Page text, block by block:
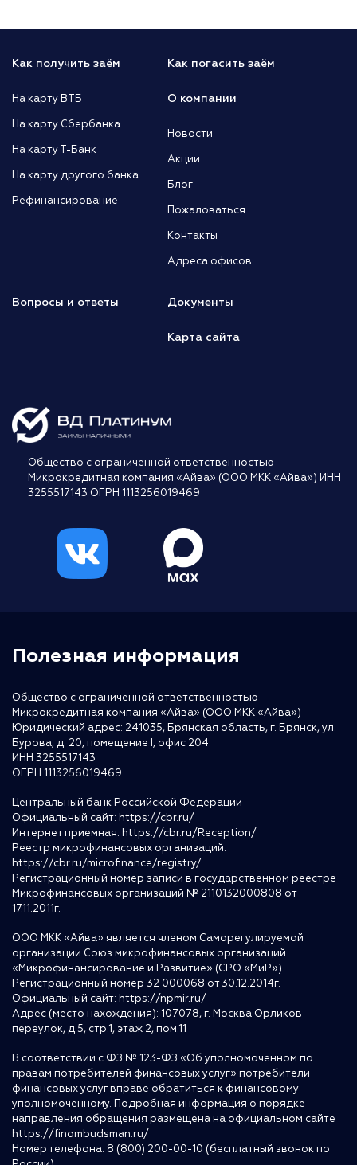
Как получить заём
На карту ВТБ
На карту Сбербанка
На карту Т-Банк
На карту другого банка
Рефинансирование
Как погасить заём
О компании
Новости
Акции
Блог
Пожаловаться
Контакты
Адреса офисов
Вопросы и ответы Документы
Карта сайта
Общество с ограниченной ответственностью
Микрокредитная компания «Айва» (ООО МКК «Айва») ИНН
3255517143 ОГРН 1113256019469
Полезная информация
Общество с ограниченной ответственностью
Микрокредитная компания «Айва» (ООО МКК «Айва»)
Юридический адрес: 241035, Брянская область, г. Брянск, ул.
Бурова, д. 20, помещение I, офис 204
ИНН 3255517143
ОГРН 1113256019469
Центральный банк Российской Федерации
Официальный сайт: https://cbr.ru/
Интернет приемная: https://cbr.ru/Reception/
Реестр микрофинансовых организаций:
https://cbr.ru/microfinance/registry/
Регистрационный номер записи в государственном реестре
Микрофинансовых организаций № 2110132000808 от
17.11.2011г.
ООО МКК «Айва» является членом Саморегулируемой
организации Союз микрофинансовых организаций
«Микрофинансирование и Развитие» (СРО «МиР»)
Регистрационный номер 32 000068 от 30.12.2014г.
Официальный сайт: https://npmir.ru/
Адрес (место нахождения): 107078, г. Москва Орликов
переулок, д.5, стр.1, этаж 2, пом.11
В соответствии с ФЗ № 123-ФЗ «Об уполномоченном по
правам потребителей финансовых услуг» потребители
финансовых услуг вправе обратиться к финансовому
уполномоченному. Подробная информация о порядке
направления обращения размещена на официальном сайте
https://finombudsman.ru/
Номер телефона: 8 (800) 200-00-10 (бесплатный звонок по